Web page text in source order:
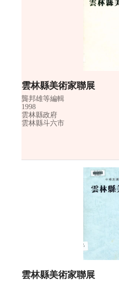
雲林縣美術家聯展
龔邦雄等編輯
1998
雲林縣政府
雲林縣斗六市
雲林縣美術家聯展